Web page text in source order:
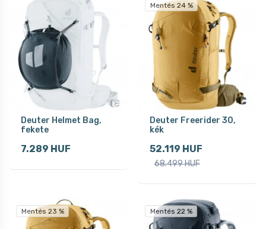
Deuter Helmet Bag,
fekete
7.289 HUF
Mentés 24 %
Deuter Freerider 30,
kék
52.119 HUF
68.499 HUF
Mentés 23 % Mentés 22 %